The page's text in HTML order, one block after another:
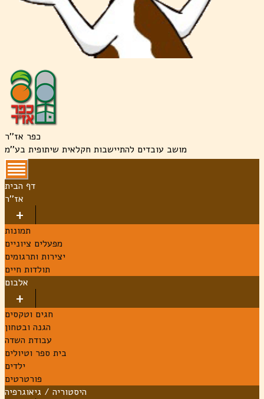
כפר אז''ר
מושב עובדים להתיישבות חקלאית שיתופית בע''מ
דף הבית
אז''ר
תמונות
מפעלים ציוניים
יצירות ותרגומים
תולדות חיים
אלבום
חגים וטקסים
הגנה ובטחון
עבודת השדה
בית ספר וטיולים
ילדים
פורטרטים
היסטוריה / גיאוגרפיה